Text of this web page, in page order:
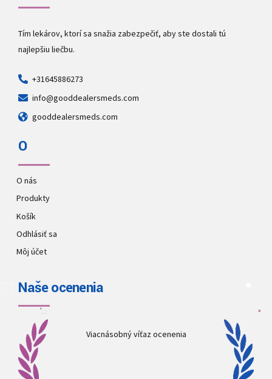
Tím lekárov, ktorí sa snažia zabezpečiť, aby ste dostali tú
najlepšiu liečbu.
+31645886273
info@gooddealersmeds.com
gooddealersmeds.com
O
O nás
Produkty
Košík
Odhlásiť sa
Môj účet
Naše ocenenia
Viacnásobný víťaz ocenenia